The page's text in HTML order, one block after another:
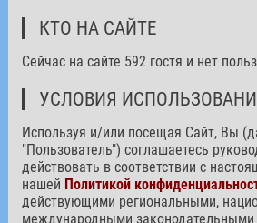
КТО НА САЙТЕ
Сейчас на сайте 592 гостя и нет
УСЛОВИЯ
Используя и/или посещая Сайт, Вы
"Пользователь") соглашаетесь
действовать в соответствии с
нашей Политикой
действующими региональными,
международными